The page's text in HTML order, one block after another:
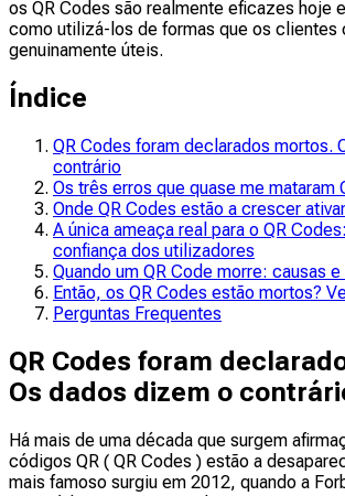
os QR Codes são realmente eficazes hoje
como utilizá-los de formas que os clientes
genuinamente úteis.
Índice
QR Codes foram declarados mortos.
contrário
Os três erros que quase me mataram
Onde QR Codes estão a crescer
A única ameaça real para o QR
confiança dos utilizadores
Quando um QR Code morre: causas
Então, os QR Codes estão mortos?
Perguntas Frequentes
QR Codes foram
Os dados dizem o
Há mais de uma década que surgem
códigos QR ( QR Codes ) estão a
mais famoso surgiu em 2012, quando a